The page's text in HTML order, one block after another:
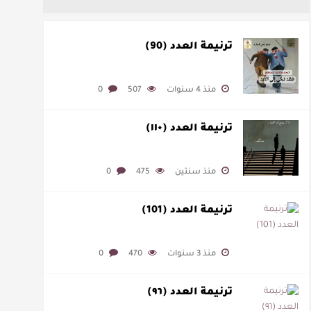
ترنيمة العدد (90)
منذ 4 سنوات 507
0
ترنيمة العدد (١١٠)
منذ سنتين 475
0
ترنيمة العدد (101)
منذ 3 سنوات 470
0
ترنيمة العدد (٩٦)